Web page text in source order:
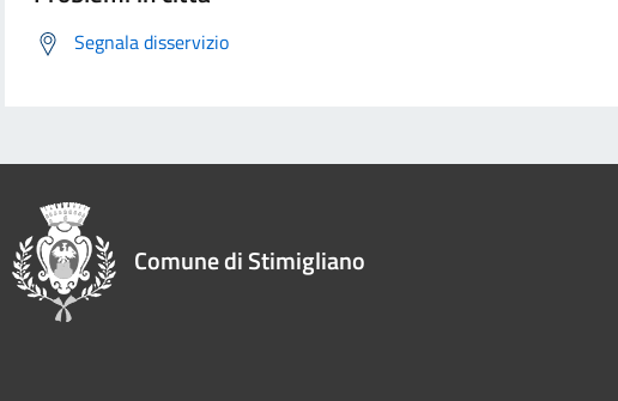
Segnala disservizio
Comune di Stimigliano